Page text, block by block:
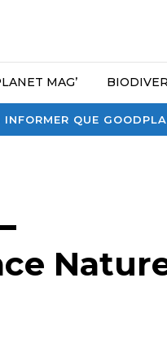
INFORMER QUE
MAG’